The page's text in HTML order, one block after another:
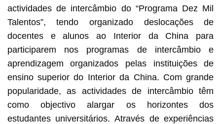
actividades de intercâmbio do “Programa Dez Mil
Talentos”, tendo organizado deslocações de
docentes e alunos ao Interior da China para
participarem nos programas de intercâmbio e
aprendizagem organizados pelas instituições de
ensino superior do Interior da China. Com grande
popularidade, as actividades de intercâmbio têm
como objectivo alargar os horizontes dos
estudantes universitários. Através de experiências